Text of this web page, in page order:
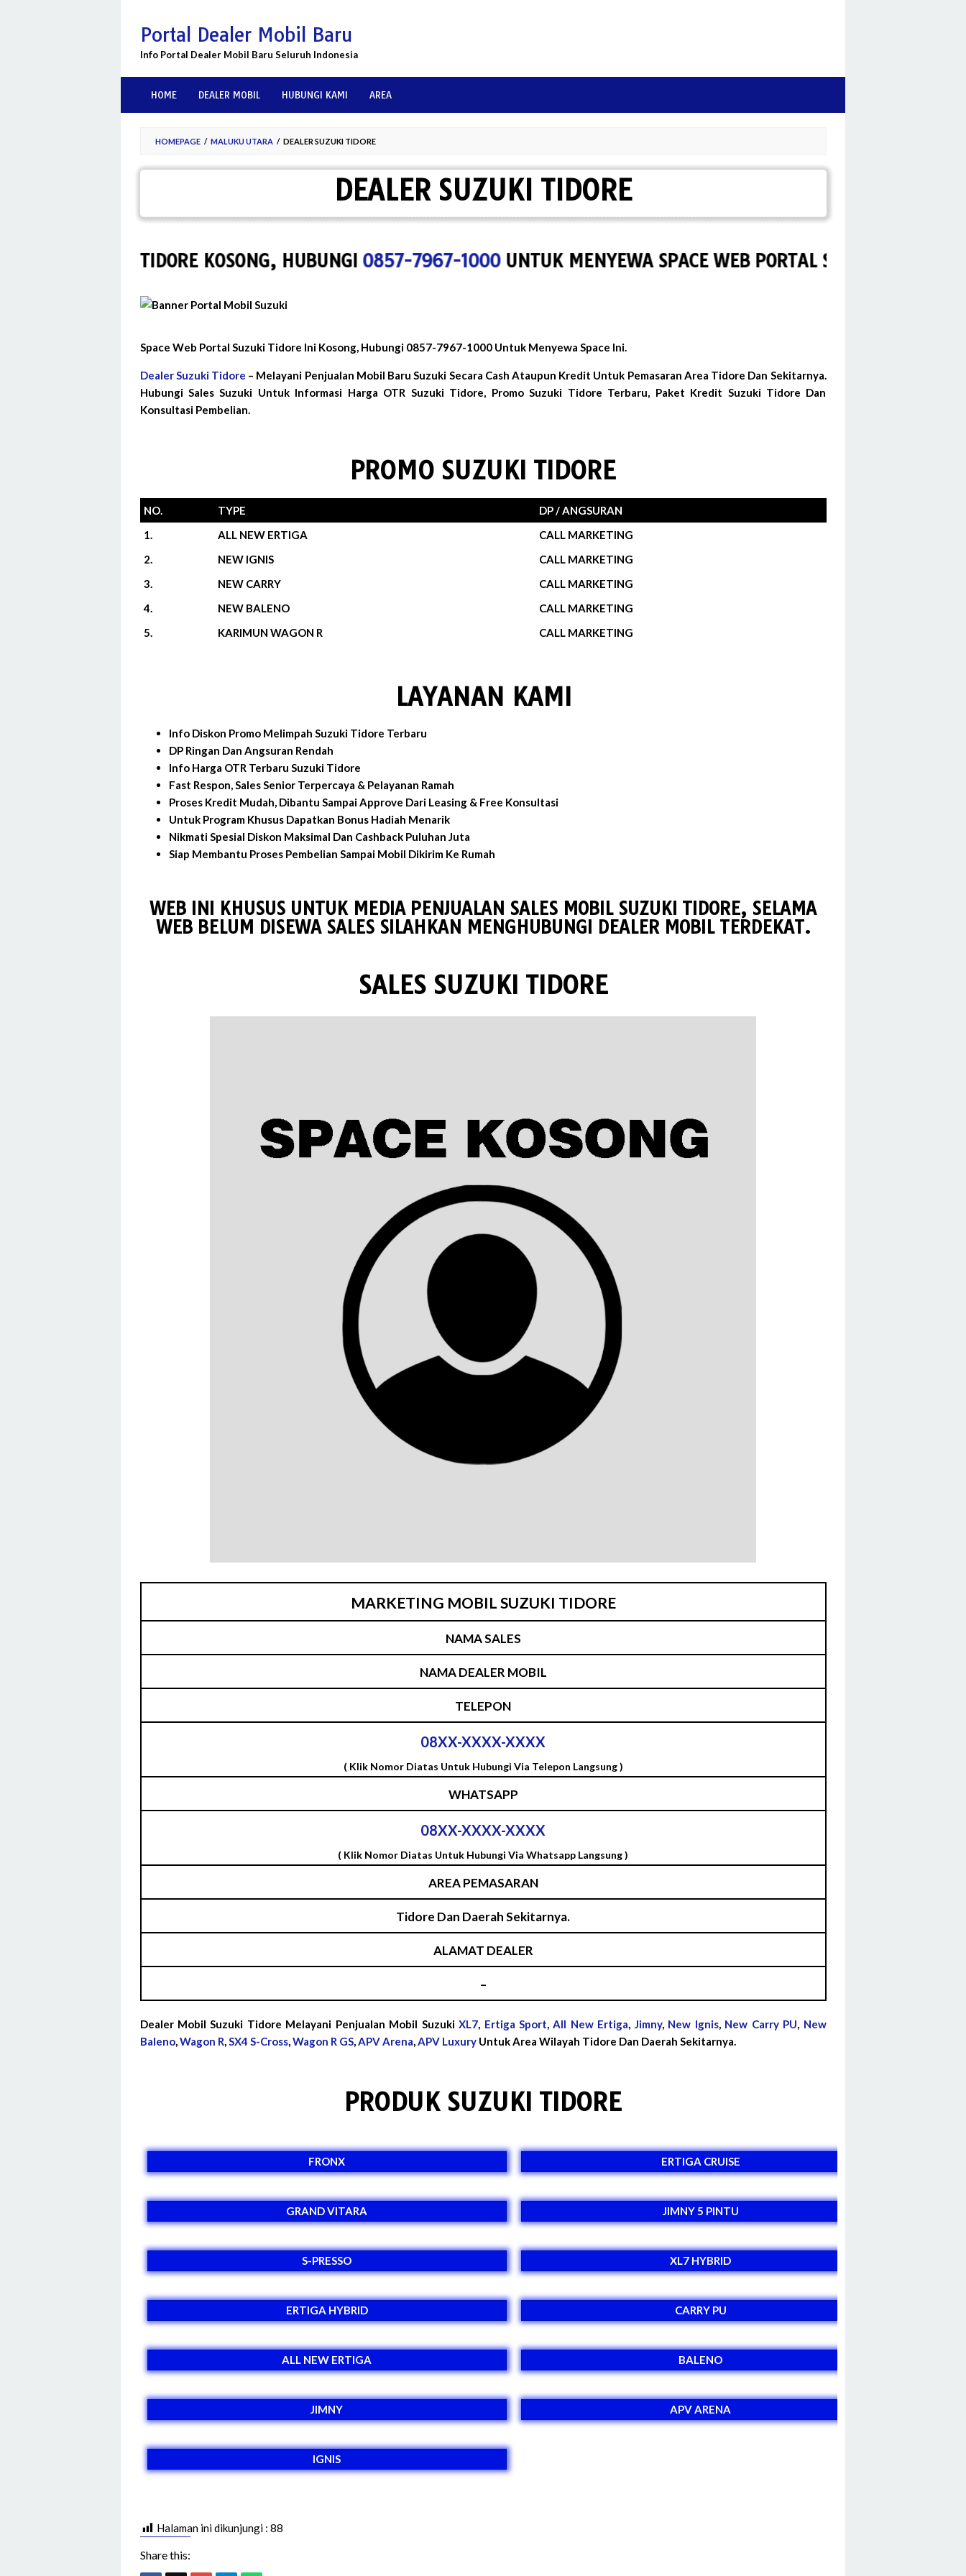
content
Portal Dealer Mobil Baru
Info Portal Dealer Mobil Baru Seluruh Indonesia
HOME DEALER MOBIL HUBUNGI KAMI AREA
HOMEPAGE / MALUKU UTARA / DEALER SUZUKI TIDORE
DEALER SUZUKI TIDORE
SUZUKI TIDORE KOSONG, HUBUNGI0857-7967-1000UNTUK MENYEWA SPACE WEB PORTAL SUZUKI TIDORE.
Space Web Portal Suzuki Tidore Ini Kosong, Hubungi 0857-7967-1000 Untuk Menyewa Space Ini.
Dealer Suzuki Tidore – Melayani Penjualan Mobil Baru Suzuki Secara Cash Ataupun Kredit Untuk Pemasaran Area Tidore Dan Sekitarnya.
Hubungi Sales Suzuki Untuk Informasi Harga OTR Suzuki Tidore, Promo Suzuki Tidore Terbaru, Paket Kredit Suzuki Tidore Dan
Konsultasi Pembelian.
PROMO SUZUKI TIDORE
NO. TYPE
DP / ANGSURAN
1.
ALL NEW ERTIGA
CALL MARKETING
2.
NEW IGNIS
CALL MARKETING
3.
NEW CARRY
CALL MARKETING
4.
NEW BALENO
CALL MARKETING
5.
KARIMUN WAGON R CALL MARKETING
LAYANAN KAMI
Info Diskon Promo Melimpah Suzuki Tidore Terbaru
DP Ringan Dan Angsuran Rendah
Info Harga OTR Terbaru Suzuki Tidore
Fast Respon, Sales Senior Terpercaya & Pelayanan Ramah
Proses Kredit Mudah, Dibantu Sampai Approve Dari Leasing & Free Konsultasi
Untuk Program Khusus Dapatkan Bonus Hadiah Menarik
Nikmati Spesial Diskon Maksimal Dan Cashback Puluhan Juta
Siap Membantu Proses Pembelian Sampai Mobil Dikirim Ke Rumah
WEB INI KHUSUS UNTUK MEDIA PENJUALAN SALES MOBIL SUZUKI TIDORE, SELAMA
WEB BELUM DISEWA SALES SILAHKAN MENGHUBUNGI DEALER MOBIL TERDEKAT.
SALES SUZUKI TIDORE
MARKETING MOBIL SUZUKI TIDORE
NAMA SALES
NAMA DEALER MOBIL
TELEPON
08XX-XXXX-XXXX
( Klik Nomor Diatas Untuk Hubungi Via Telepon Langsung )
WHATSAPP
08XX-XXXX-XXXX
( Klik Nomor Diatas Untuk Hubungi Via Whatsapp Langsung )
AREA PEMASARAN
Tidore Dan Daerah Sekitarnya.
ALAMAT DEALER
–
Dealer Mobil Suzuki Tidore Melayani Penjualan Mobil SuzukiXL7 Ertiga Sport All New Ertiga Jimny, New Ignis, New Carry PU
New
Baleno, Wagon R SX4 S-Cross, Wagon R GS, APV Arena APV LuxuryUntuk Area Wilayah Tidore Dan Daerah Sekitarnya.
PRODUK SUZUKI TIDORE
FRONX ERTIGA CRUISE
GRAND VITARA JIMNY 5 PINTU
S-PRESSO XL7 HYBRID
ERTIGA HYBRID CARRY PU
ALL NEW ERTIGA BALENO
JIMNY APV ARENA
IGNIS
Halaman ini dikunjungi : 88
Share this: